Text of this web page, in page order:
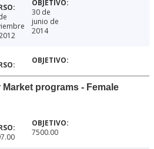
30 de
junio de
2014
programs - Female
7500.00